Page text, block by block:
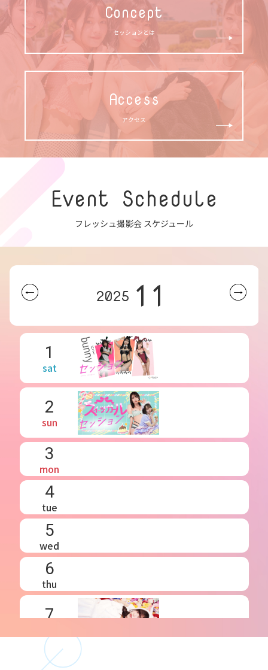
Concept
セッションとは
Access
アクセス
Event Schedule
フレッシュ撮影会 スケジュール
2025 11
1
sat
2
sun
3
mon
4
tue
5
wed
thu